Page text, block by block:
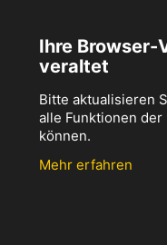
Ihre Browser-
veraltet
Bitte aktualisieren
alle Funktionen
können.
Mehr erfahren